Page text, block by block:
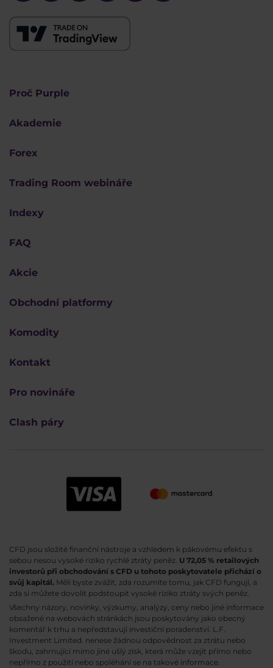
Proč Purple
Akademie
Forex
Trading Room webináře
Indexy
FAQ
Akcie
Obchodní platformy
Komodity
Kontakt
Pro novináře
Clash páry
CFD jsou složité finanční nástroje a vzhledem k pákovému efektu s
sebou nesou vysoké riziko rychlé ztráty peněz. U 72,05 % retailových
investorů při obchodování s CFD u tohoto poskytovatele přichází o
svůj kapitál. Měli byste zvážit, zda rozumíte tomu, jak CFD fungují, a
zda si můžete dovolit podstoupit vysoké riziko ztráty svých peněz.
Všechny názory, novinky, výzkumy, analýzy, ceny nebo jiné informace
obsažené na webovách stránkách jsou poskytovány jako obecný
komentář k trhu a nepředstavují investiční poradenství. L.F.
Investment Limited. nenese žádnou odpovědnost za ztrátu nebo
škodu, zahrnující mimo jiné ušlý zisk, která může vzejít přímo nebo
nepřímo z použití nebo spoléhání se na takové informace.